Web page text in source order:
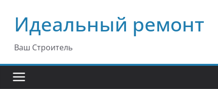
содержимому
Идеальный ремонт
Ваш Строитель